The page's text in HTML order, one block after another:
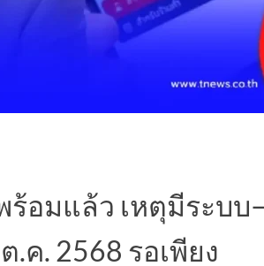
ร้อมแล้ว เหตุมีระบบ
.ค. 2568 รอเพียง